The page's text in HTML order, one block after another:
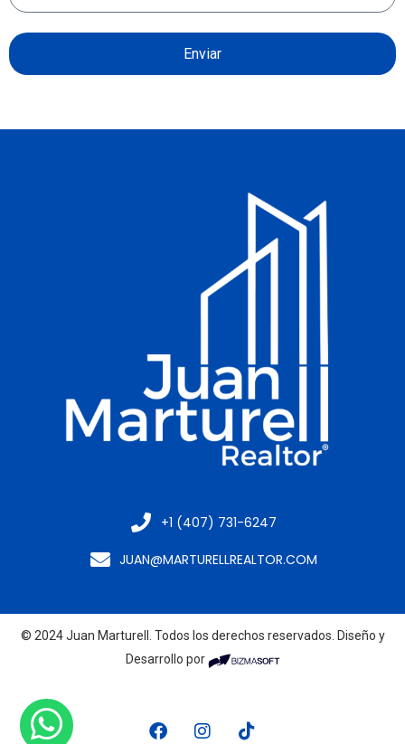
Enviar
+1 (407) 731-6247
JUAN@MARTURELLREALTOR.COM
© 2024 Juan Marturell. Todos los derechos reservados. Diseño y
Desarrollo por